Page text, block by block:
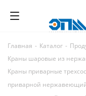
Главная - Каталог -
Краны шаровые из
Краны приварные
приварной нержавеющий